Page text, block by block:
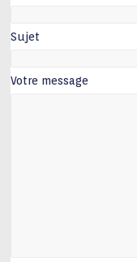
Sujet
Votre message